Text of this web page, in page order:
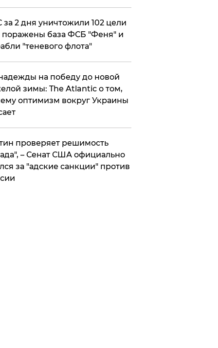
за 2 дня уничтожили 102 цели
база ФСБ "Феня" и
"теневого флота"
на победу до новой
зимы: The Atlantic о том,
оптимизм вокруг Украины
проверяет решимость
– Сенат США официально
за "адские санкции" против